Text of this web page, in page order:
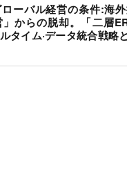
ーバル経営の条件:海
」からの脱却。「二層
タイム·データ統合戦略